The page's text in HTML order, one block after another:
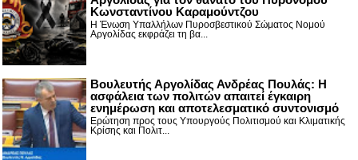
Κωνσταντίνου Καραμούντζου
Η Ένωση Υπαλλήλων Πυροσβεστικού Σώματος Νομού
Αργολίδας εκφράζει τη βα...
Βουλευτής Αργολίδας Ανδρέας Πουλάς: Η
ασφάλεια των πολιτών απαιτεί έγκαιρη
ενημέρωση και αποτελεσματικό συντονισμό
Ερώτηση προς τους Υπουργούς Πολιτισμού και Κλιματικής
Κρίσης και Πολιτ...